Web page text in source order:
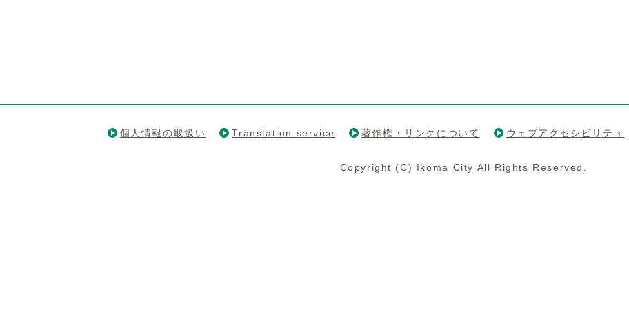
個人情報の取扱い Translation service 著作権・リンクについて ウェブアクセシビリティ
Copyright (C) Ikoma City All Rights Reserved.